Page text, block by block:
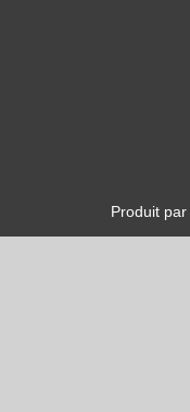
Produit par